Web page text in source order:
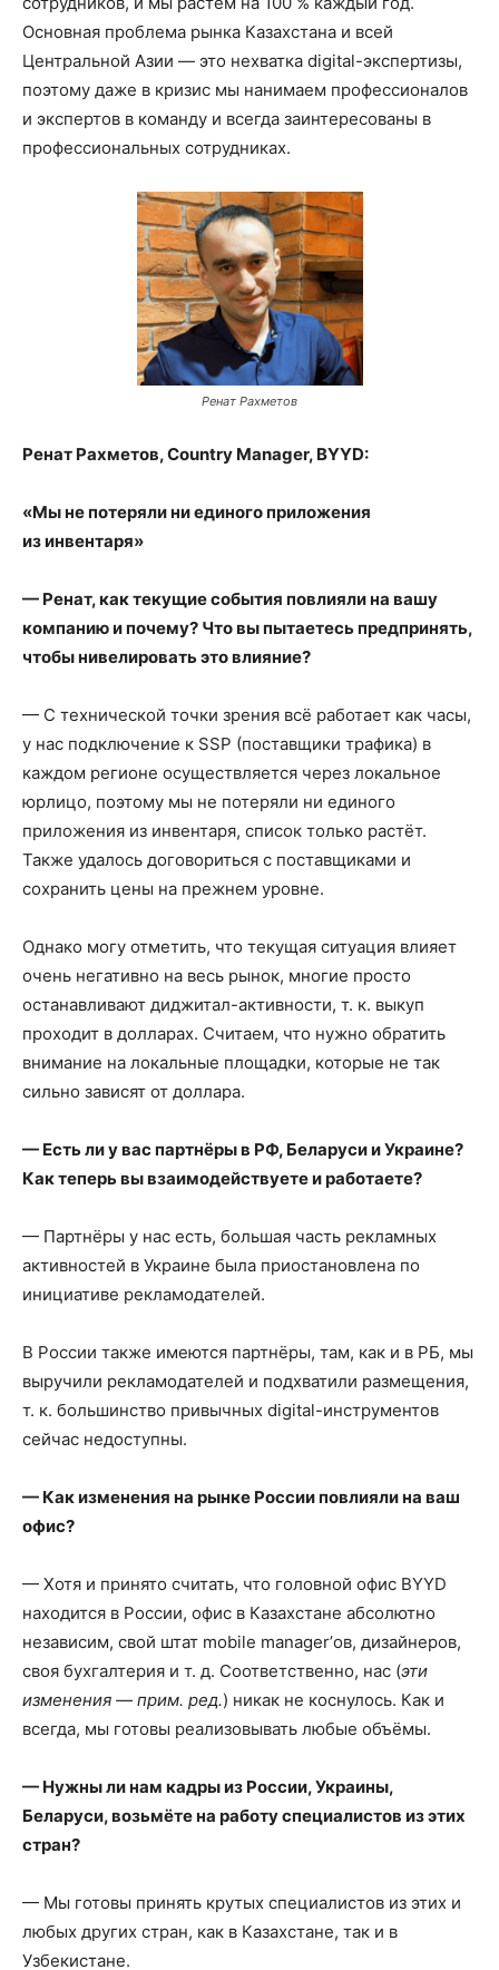
Основная проблема рынка Казахстана и всей
Центральной Азии — это нехватка digital-экспертизы,
поэтому даже в кризис мы нанимаем профессионалов
и экспертов в команду и всегда заинтересованы в
профессиональных сотрудниках.
Ренат Рахметов
Ренат Рахметов, Country Manager, BYYD:
«Мы не потеряли ни единого приложения
из инвентаря»
— Ренат, как текущие события повлияли на вашу
компанию и почему? Что вы пытаетесь предпринять,
чтобы нивелировать это влияние?
— С технической точки зрения всё работает как часы,
у нас подключение к SSP (поставщики трафика) в
каждом регионе осуществляется через локальное
юрлицо, поэтому мы не потеряли ни единого
приложения из инвентаря, список только растёт.
Также удалось договориться с поставщиками и
сохранить цены на прежнем уровне.
Однако могу отметить, что текущая ситуация влияет
очень негативно на весь рынок, многие просто
останавливают диджитал-активности, т. к. выкуп
проходит в долларах. Считаем, что нужно обратить
внимание на локальные площадки, которые не так
сильно зависят от доллара.
— Есть ли у вас партнёры в РФ, Беларуси и Украине?
Как теперь вы взаимодействуете и работаете?
— Партнёры у нас есть, большая часть рекламных
активностей в Украине была приостановлена по
инициативе рекламодателей.
В России также имеются партнёры, там, как и в РБ, мы
выручили рекламодателей и подхватили размещения,
т. к. большинство привычных digital-инструментов
сейчас недоступны.
— Как изменения на рынке России повлияли на ваш
офис?
— Хотя и принято считать, что головной офис BYYD
находится в России, офис в Казахстане абсолютно
независим, свой штат mobile manager’ов, дизайнеров,
своя бухгалтерия и т. д. Соответственно, нас (эти
изменения — прим. ред.) никак не коснулось. Как и
всегда, мы готовы реализовывать любые объёмы.
— Нужны ли нам кадры из России, Украины,
Беларуси, возьмёте на работу специалистов из этих
стран?
— Мы готовы принять крутых специалистов из этих и
любых других стран, как в Казахстане, так и в
Узбекистане.